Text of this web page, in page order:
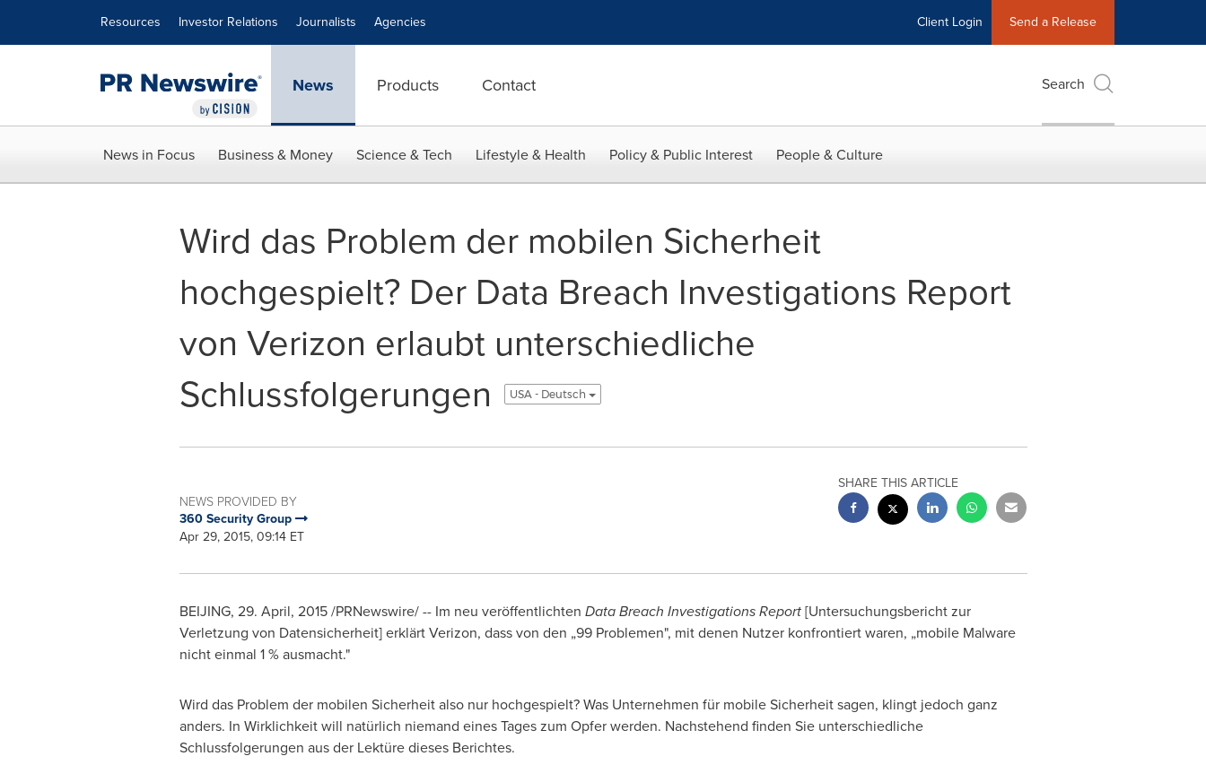
Resources Investor Relations Journalists Agencies Client Login Send a Release
News Products Contact Search
News in Focus Business & Money Science & Tech Lifestyle & Health Policy & Public Interest People & Culture
Wird das Problem der mobilen Sicherheit
hochgespielt? Der Data Breach Investigations Report
von Verizon erlaubt unterschiedliche
Schlussfolgerungen
USA - Deutsch
NEWS PROVIDED BY
360 Security Group
Apr 29, 2015, 09:14 ET
SHARE THIS ARTICLE
BEIJING, 29. April, 2015 /PRNewswire/ -- Im neu veröffentlichten Data Breach Investigations Report[Untersuchungsbericht zur
Verletzung von Datensicherheit] erklärt Verizon, dass von den „99 Problemen", mit denen Nutzer konfrontiert waren, „mobile Malware
nicht einmal 1 % ausmacht."
Wird das Problem der mobilen Sicherheit also nur hochgespielt? Was Unternehmen für mobile Sicherheit sagen, klingt jedoch ganz
anders. In Wirklichkeit will natürlich niemand eines Tages zum Opfer werden. Nachstehend finden Sie unterschiedliche
Schlussfolgerungen aus der Lektüre dieses Berichtes.